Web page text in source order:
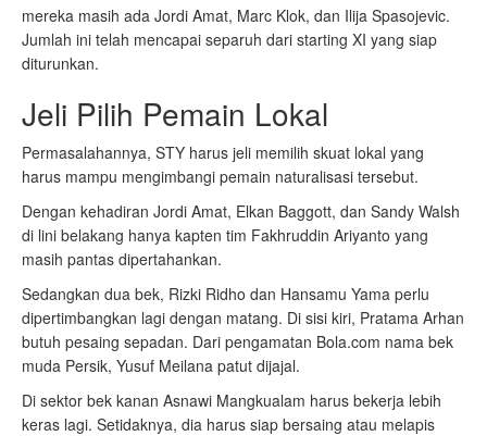
mereka masih ada Jordi Amat, Marc Klok, dan Ilija Spasojevic.
Jumlah ini telah mencapai separuh dari starting XI yang siap
diturunkan.
Jeli Pilih Pemain Lokal
Permasalahannya, STY harus jeli memilih skuat lokal yang
harus mampu mengimbangi pemain naturalisasi tersebut.
Dengan kehadiran Jordi Amat, Elkan Baggott, dan Sandy Walsh
di lini belakang hanya kapten tim Fakhruddin Ariyanto yang
masih pantas dipertahankan.
Sedangkan dua bek, Rizki Ridho dan Hansamu Yama perlu
dipertimbangkan lagi dengan matang. Di sisi kiri, Pratama Arhan
butuh pesaing sepadan. Dari pengamatan Bola.com nama bek
muda Persik, Yusuf Meilana patut dijajal.
Di sektor bek kanan Asnawi Mangkualam harus bekerja lebih
keras lagi. Setidaknya, dia harus siap bersaing atau melapis